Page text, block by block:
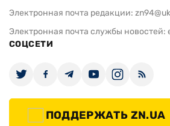
Электронная почта редакции:
Электронная почта службы новостей:
СОЦСЕТИ
ПОДДЕРЖАТЬ ZN.UA